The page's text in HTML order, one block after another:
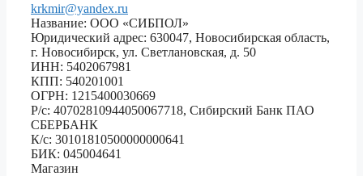
krkmir@yandex.ru
Название: ООО «СИБПОЛ»
Юридический адрес: 630047, Новосибирская область,
г. Новосибирск, ул. Светлановская, д. 50
ИНН: 5402067981
КПП: 540201001
ОГРН: 1215400030669
Р/с: 40702810944050067718, Сибирский Банк ПАО
СБЕРБАНК
К/с: 30101810500000000641
БИК: 045004641
Магазин